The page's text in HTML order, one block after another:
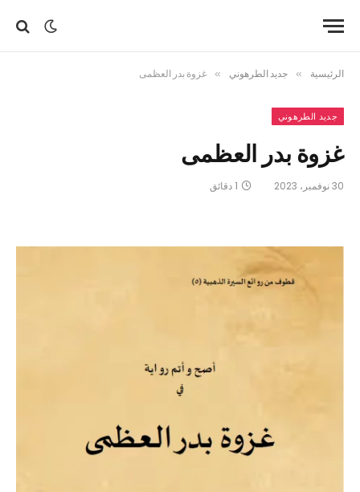
الرئيسية » جديد الطرهوني » غزوة بدر العظمى
جديد الطرهوني
غزوة بدر العظمى
30 نوفمبر، 2023 1 دقائق